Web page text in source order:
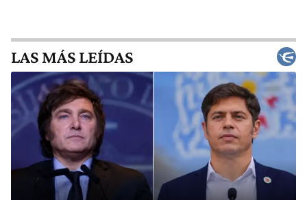
LAS MÁS LEÍDAS